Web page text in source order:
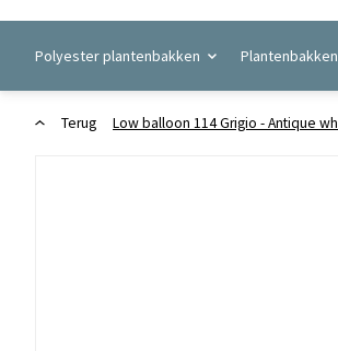
Polyester plantenbakken
Terug Low balloon 114 Grigio - Antique